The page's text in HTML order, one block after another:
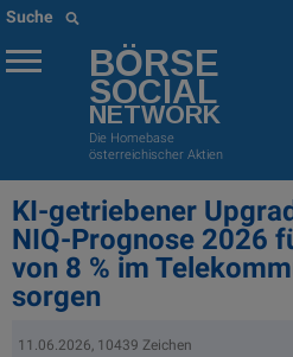
Suche
BÖRSE
SOCIAL
NETWORK
Die Homebase
österreichischer Aktien
KI-getriebener
NIQ-Prognose 2026
von 8 % im
sorgen
11.06.2026, 10439 Zeichen